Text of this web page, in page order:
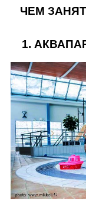
ЧЕМ
1.